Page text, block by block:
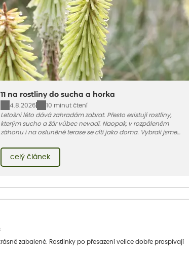
11 na rostliny do sucha a horka
4.8.2026
10 minut čtení
Letošní léto dává zahradám zabrat. Přesto existují rostliny,
kterým sucho a žár vůbec nevadí. Naopak, v rozpáleném
záhonu i na osluněné terase se cítí jako doma. Vybrali jsme
léto bez pravidelné zálivky. Pojďme se podívat, které to jsou.
celý článek
zabalené. Rostlinky po přesazení velice dobře prospívají